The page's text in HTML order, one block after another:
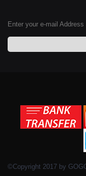
Enter your e-mail Address
©Copyright 2017 by